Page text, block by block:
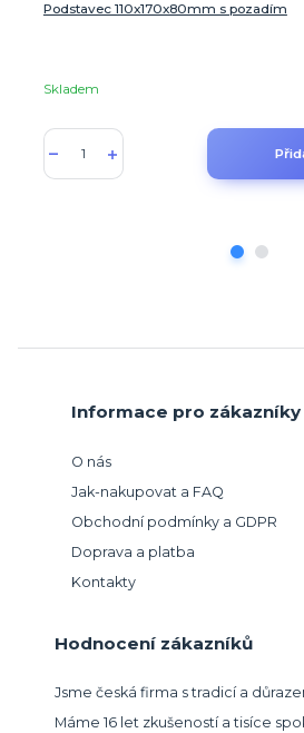
Podstavec 110x170x80mm s pozadím
Skladem
Informace pro zákazníky
O nás
Jak-nakupovat a FAQ
Obchodní podmínky a GDPR
Doprava a platba
Kontakty
Hodnocení zákazníků
Jsme česká firma s tradicí a
Máme 16 let zkušeností a tisíce